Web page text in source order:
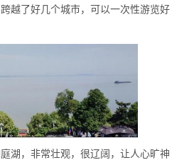
越了好几个城市，可以一次性游览好
湖，非常壮观，很辽阔，让人心旷神